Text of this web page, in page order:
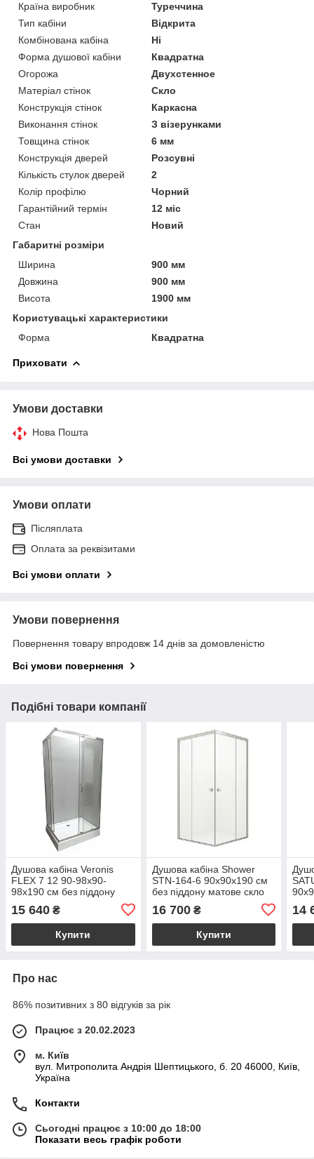
Країна виробник
Туреччина
Тип кабіни
Відкрита
Комбінована кабіна
Ні
Форма душової кабіни
Квадратна
Огорожа
Двухстенное
Матеріал стінок
Скло
Конструкція стінок
Каркасна
Виконання стінок
З візерунками
Товщина стінок
6 мм
Конструкція дверей
Розсувні
Кількість стулок дверей
2
Колір профілю
Чорний
Гарантійний термін
12 міс
Стан
Новий
Габаритні розміри
Ширина
900 мм
Довжина
900 мм
Висота
1900 мм
Користувацькі характеристики
Форма
Квадратна
Приховати
Умови доставки
Нова Пошта
Всі умови доставки
Умови оплати
Післяплата
Оплата за реквізитами
Всі умови оплати
Умови повернення
Повернення товару впродовж 14 днів за домовленістю
Всі умови повернення
Подібні товари компанії
Душова кабіна Veronis
FLEX 7 12 90-98х90-
98х190 см без піддону
двері
15 640 ₴
Купити
Душова кабіна Shower
STN-164-6 90х90х190 см
без піддону матове скло
16 700₴
Купити
14
Про нас
86% позитивних з 80 відгуків за рік
Працює з 20.02.2023
м. Київ
вул. Митрополита Андрія Шептицького, б. 20 46000, Київ,
Україна
Контакти
Сьогодні працює з 10:00 до 18:00
Показати весь графік роботи